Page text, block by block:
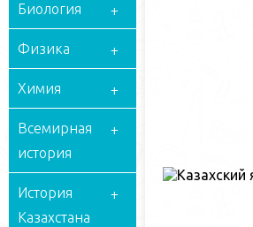
Биология
Физика
Химия
Всемирная
история
История
Казахстана